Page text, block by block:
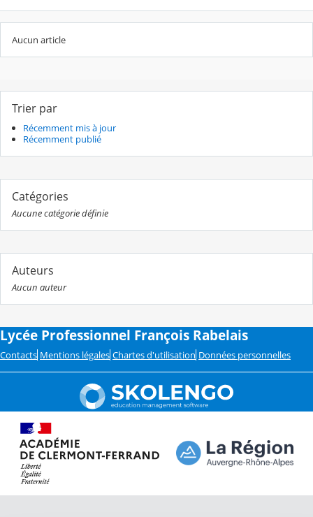
Aucun article
Trier par
Récemment mis à jour
Récemment publié
Catégories
Aucune catégorie définie
Auteurs
Aucun auteur
Lycée Professionnel François Rabelais
Contacts Mentions légales Chartes d'utilisation Données personnelles